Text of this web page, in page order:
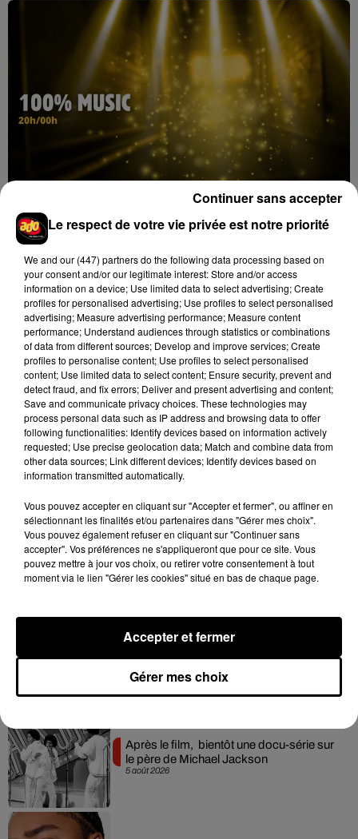
Hip-Hop News
7 août 2026
Brent Faiyaz a le cœur brisé dans son
nouveau clip
7 août 2026
Rihanna de retour en studio ? A$AP
Rocky relance l'espoir des fans
7 août 2026
Tayc et Didi B dévoilent le single le plus
dansant de l’année
Franglish et Keblack dévoilent une
5 août 2026
Après le film, bientôt une docu-série sur
le père de Michael Jackson
Le respect de votre vie privée est notre priorité
We and our (447) partnersdo the following data processing based on
your consent and/or our legitimate interest: Store and/or access
information on a device; Use limited data to select advertising; Create
profiles for personalised advertising; Use profiles to select personalised
advertising; Measure advertising performance; Measure content
performance; Understand audiences through statistics or combinations
of data from different sources; Develop and improve services; Create
profiles to personalise content; Use profiles to select personalised
content; Use limited data to select content; Ensure security, prevent and
detect fraud, and fix errors; Deliver and present advertising and content;
Save and communicate privacy choices. These technologies may
process personal data such as IP address and browsing data to offer
following functionalities: Identify devices based on information actively
requested; Use precise geolocation data; Match and combine data from
other data sources; Link different devices; Identify devices based on
information transmitted automatically.
Vous pouvez accepter en cliquant sur "Accepter et fermer", ou affiner en
sélectionnant les finalités et/ou partenaires dans "Gérer mes choix".
Vous pouvez également refuser en cliquant sur "Continuer sans
accepter". Vos préférences ne s'appliqueront que pour ce site. Vous
pouvez mettre à jour vos choix, ou retirer votre consentement à tout
moment via le lien "Gérer les cookies" situé en bas de chaque page.
Gérer mes choix
Accepter et fermer
Continuer sans accepter